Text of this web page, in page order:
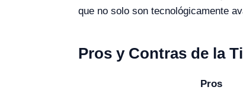
que no solo son tecnológicamente
Pros y Contras de la
Pros